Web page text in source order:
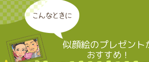
こんなときに
似顔絵のプレゼント
おすすめ！